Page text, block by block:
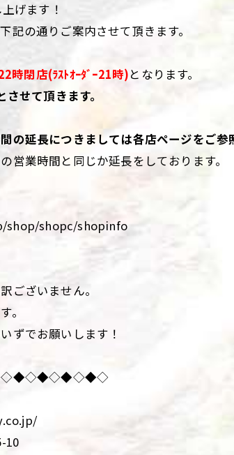
げます！
記の通りご案内させて頂きます。
時閉店(ﾗｽﾄｵｰﾀﾞｰ21時)となります。
させて頂きます。
の延長につきましては各店ページをご参
営業時間と同じか延長をしております。
shop/shopc/shopinfo
ございません。
。
ずでお願いします！
10